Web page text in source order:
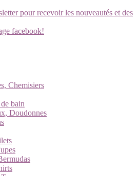
pour recevoir les nouveautés et des
facebook!
Chemisiers
bain
Doudonnes